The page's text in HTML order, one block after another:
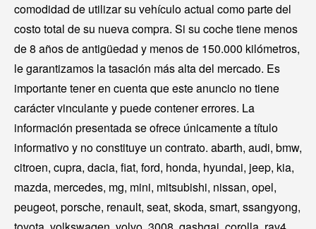
comodidad de utilizar su vehículo actual como parte del
costo total de su nueva compra. Si su coche tiene menos
de 8 años de antigüedad y menos de 150.000 kilómetros,
le garantizamos la tasación más alta del mercado. Es
importante tener en cuenta que este anuncio no tiene
carácter vinculante y puede contener errores. La
información presentada se ofrece únicamente a título
informativo y no constituye un contrato. abarth, audi, bmw,
citroen, cupra, dacia, fiat, ford, honda, hyundai, jeep, kia,
mazda, mercedes, mg, mini, mitsubishi, nissan, opel,
peugeot, porsche, renault, seat, skoda, smart, ssangyong,